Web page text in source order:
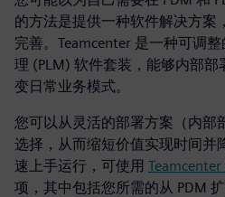
的方法是提供一种软件解决方案
完善。Teamcenter 是一种可调
理 (PLM) 软件套装，能够内部
变日常业务模式。
您可以从灵活的部署方案（内部
选择，从而缩短价值实现时间并
速上手运行，可使用 Teamcenter
项，其中包括您所需的从 PDM